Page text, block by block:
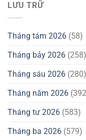
LƯU TRỮ
Tháng tám 2026 (58)
Tháng bảy 2026 (258)
Tháng sáu 2026 (280)
Tháng năm 2026
Tháng tư 2026 (583)
Tháng ba 2026 (579)